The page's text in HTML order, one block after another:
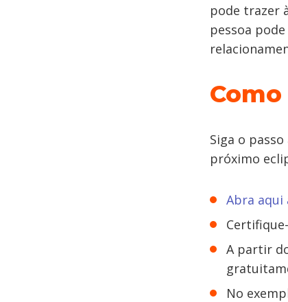
pode trazer
pessoa
Siga o
próximo
Abra aqui
A partir
No